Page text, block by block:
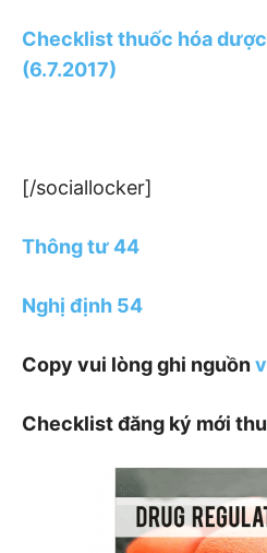
Checklist thuốc hóa
(6.7.2017)
[/sociallocker]
Thông tư 44
Nghị định 54
Copy vui lòng ghi nguồn
Checklist đăng ký mới